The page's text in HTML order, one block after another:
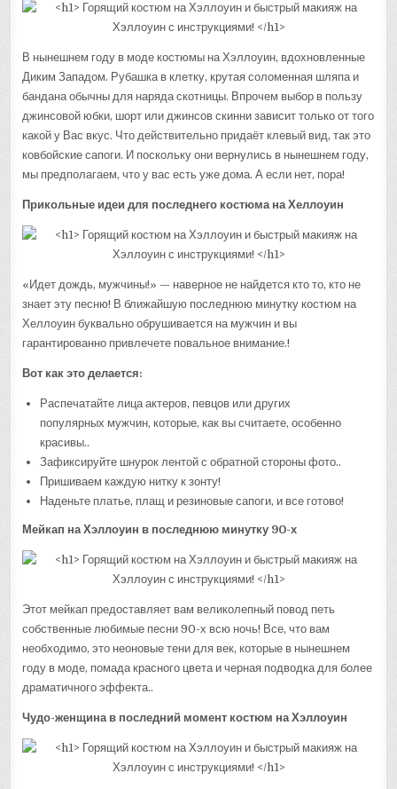
В нынешнем году в моде костюмы на Хэллоуин, вдохновленные
Диким Западом. Рубашка в клетку, крутая соломенная шляпа и
бандана обычны для наряда скотницы. Впрочем выбор в пользу
джинсовой юбки, шорт или джинсов скинни зависит только от того
какой у Вас вкус. Что действительно придаёт клевый вид, так это
ковбойские сапоги. И поскольку они вернулись в нынешнем году,
мы предполагаем, что у вас есть уже дома. А если нет, пора!
Прикольные идеи для последнего костюма на Хеллоуин
«Идет дождь, мужчины!» — наверное не найдется кто то, кто не
знает эту песню! В ближайшую последнюю минутку костюм на
Хеллоуин буквально обрушивается на мужчин и вы
гарантированно привлечете повальное внимание.!
Вот как это делается:
Распечатайте лица актеров, певцов или других
популярных мужчин, которые, как вы считаете, особенно
красивы..
Зафиксируйте шнурок лентой с обратной стороны фото..
Пришиваем каждую нитку к зонту!
Наденьте платье, плащ и резиновые сапоги, и все готово!
Мейкап на Хэллоуин в последнюю минутку 90-х
Этот мейкап предоставляет вам великолепный повод петь
собственные любимые песни 90-х всю ночь! Все, что вам
необходимо, это неоновые тени для век, которые в нынешнем
году в моде, помада красного цвета и черная подводка для более
драматичного эффекта..
Чудо-женщина в последний момент костюм на Хэллоуин